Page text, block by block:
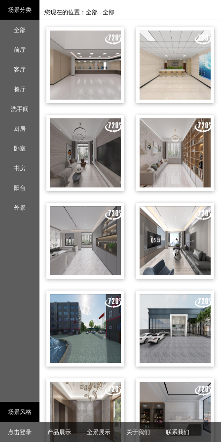
场景分类
全部
前厅
客厅
餐厅
洗手间
厨房
卧室
书房
阳台
外景
场景风格 全部
简约
点击登录 产品展示 全景展示 关于我们 联系我们
您现在的位置：全部 - 全部